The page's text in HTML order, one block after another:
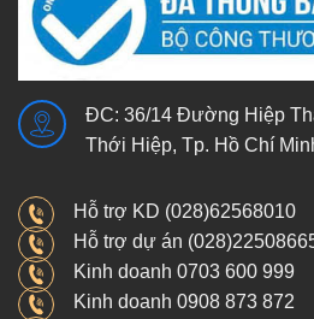
ĐC: 36/14 Đường Hiệp
Thới Hiệp, Tp. Hồ Chí
Hỗ trợ KD (028)62568010
Hỗ trợ dự án
Kinh doanh 0703 600 999
Kinh doanh 0908 873 872